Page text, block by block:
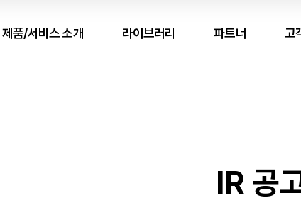
제품/서비스 소개 라이브러리 파트너 고
IR 공